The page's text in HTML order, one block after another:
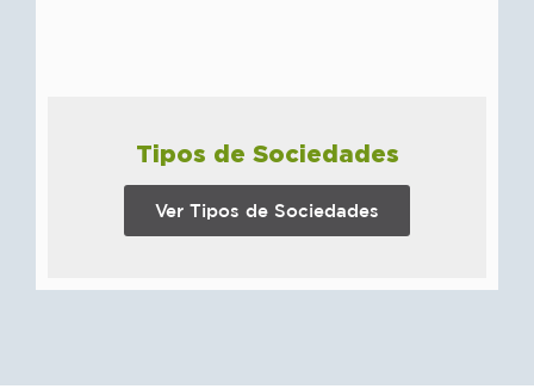
Tipos de Sociedades
Ver Tipos de Sociedades